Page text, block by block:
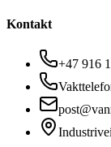
Kontakt
+47 916